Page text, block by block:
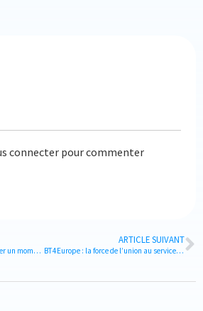
connecter pour commenter
Retrouvez le plaisir de partager un moment ensemble !
ARTICLE SUIVANT
BT4Europe : la force de l’union au service du Business Travel